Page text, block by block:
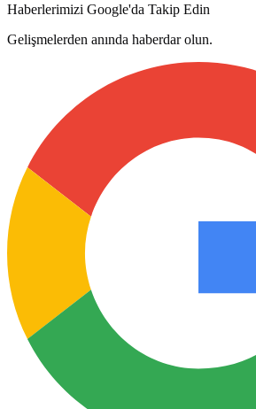
Haberlerimizi Google'da Takip Edin
Gelişmelerden anında haberdar olun.